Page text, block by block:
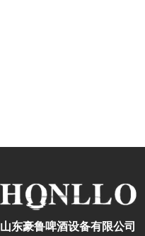
山东豪鲁啤酒设备有限公司